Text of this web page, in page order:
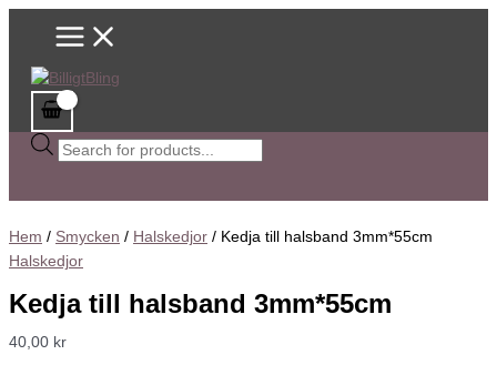
HoppaMain
Sök
efter
Hem / Smycken / Halskedjor / Kedja till halsband 3mm*55cm
Halskedjor
Kedja till halsband 3mm*55cm
40,00 kr
Kedja
3mm*55cm
mängd